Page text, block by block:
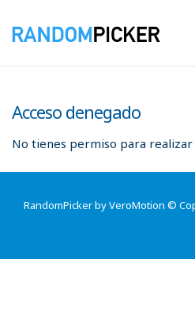
Acceso denegado
No tienes permiso para realizar
RandomPicker by VeroMotion ©